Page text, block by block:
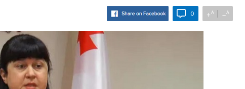
0 +A −A